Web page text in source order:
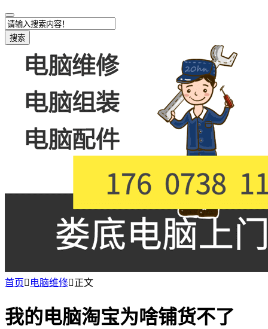
搜索
首页 电脑维修正文
我的电脑淘宝为啥铺货不了